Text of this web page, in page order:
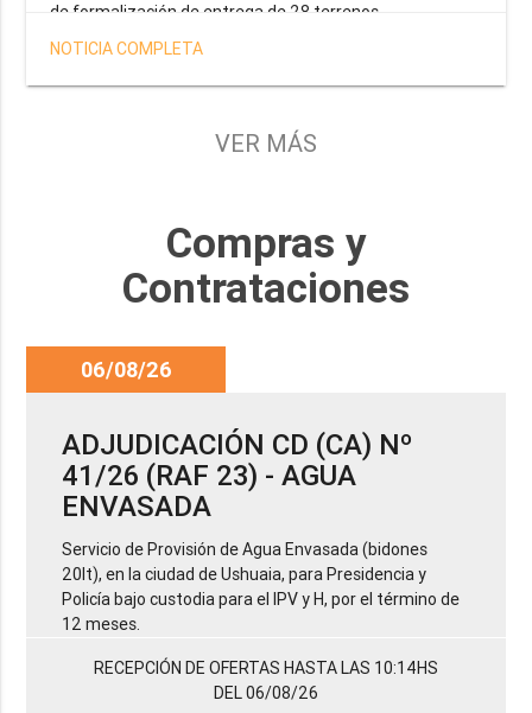
de formalización de entrega de 28 terrenos
correspondientes a la operatoria especial anunciada por
el Gobernador Gustavo Melella, la cual tiene como
objetivo brindar una solución habitacional a docentes,
Provincia y del Servicio Penitenciario.
NOTICIA COMPLETA
VER MÁS
Compras y
Contrataciones
06/08/26
ADJUDICACIÓN CD (CA) Nº
41/26 (RAF 23) - AGUA
ENVASADA
Servicio de Provisión de Agua Envasada (bidones
20lt), en la ciudad de Ushuaia, para Presidencia y
Policía bajo custodia para el IPV y H, por el término de
12 meses.
RECEPCIÓN DE OFERTAS HASTA LAS 10:14HS
DEL 06/08/26